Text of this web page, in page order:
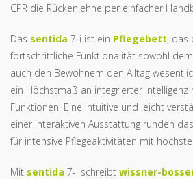
CPR die Rückenlehne per einfacher
Das sentida 7-i ist ein Pflegebett, das
fortschrittliche Funktionalität sowohl dem
auch den Bewohnern den Alltag
ein Höchstmaß an integrierter Intelligenz
Funktionen. Eine intuitive und leicht
einer interaktiven Ausstattung runden
für intensive Pflegeaktivitäten mit
Mit sentida 7-i schreibt wissner-